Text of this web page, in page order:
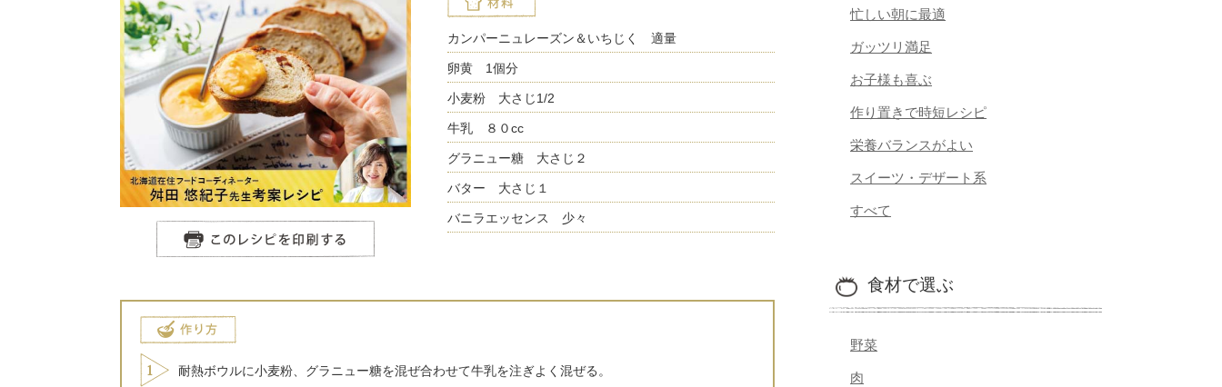
カンパーニュレーズン＆いちじく 適量
卵黄 1個分
小麦粉 大さじ1/2
牛乳 ８０cc
グラニュー糖 大さじ２
バター 大さじ１
バニラエッセンス 少々
耐熱ボウルに小麦粉、グラニュー糖を混ぜ合わせて牛乳を注ぎよく混ぜる。
忙しい朝に最適
ガッツリ満足
お子様も喜ぶ
作り置きで時短レシピ
栄養バランスがよい
スイーツ・デザート系
すべて
食材で選ぶ
野菜
肉